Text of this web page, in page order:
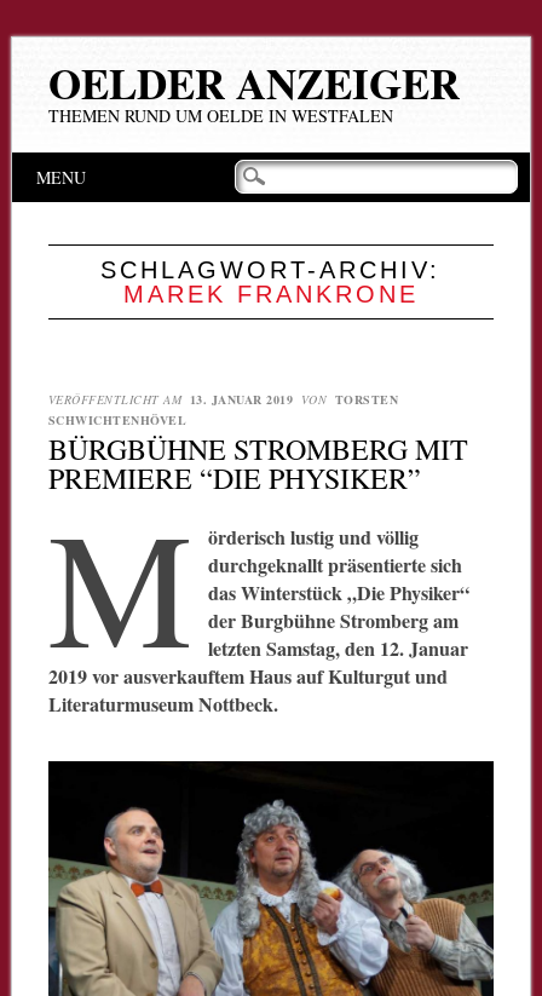
OELDER ANZEIGER
THEMEN RUND UM OELDE IN WESTFALEN
Hauptmenü
Inhalt
MENU
SCHLAGWORT-ARCHIV:
MAREK FRANKRONE
VERÖFFENTLICHT AM 13. JANUAR 2019 VON TORSTEN
SCHWICHTENHÖVEL
BÜRGBÜHNE STROMBERG MIT
PREMIERE “DIE PHYSIKER”
M
örderisch lustig und völlig
durchgeknallt präsentierte sich
das Winterstück „Die Physiker“
der Burgbühne Stromberg am
letzten Samstag, den 12. Januar
2019 vor ausverkauftem Haus auf Kulturgut und
Literaturmuseum Nottbeck.